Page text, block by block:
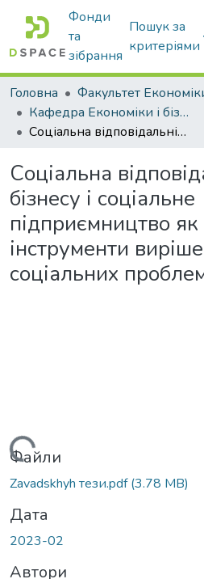
Фонди
та
зібрання
Пошук за
критеріями
Головна
Кафедра Економіки і бізнесу
Соціальна відповідальність бізнесу і соціальне підприємництво як інноваційні інструменти вирішення соціальних проблем.
Соціальна
бізнесу і соціальне
підприємництво як
інструменти
соціальних
Вантажиться...
Файли
Zavadskhyh тези.pdf(3.78 MB)
Дата
2023-02
Автори